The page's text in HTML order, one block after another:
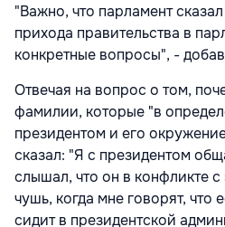
"Важно, что парламент
прихода правительства в
конкретные вопросы", -
Отвечая на вопрос о том,
фамилии, которые "в
президентом и его
сказал: "Я с президентом
слышал, что он в конфликте
чушь, когда мне говорят, что
сидит в президентской